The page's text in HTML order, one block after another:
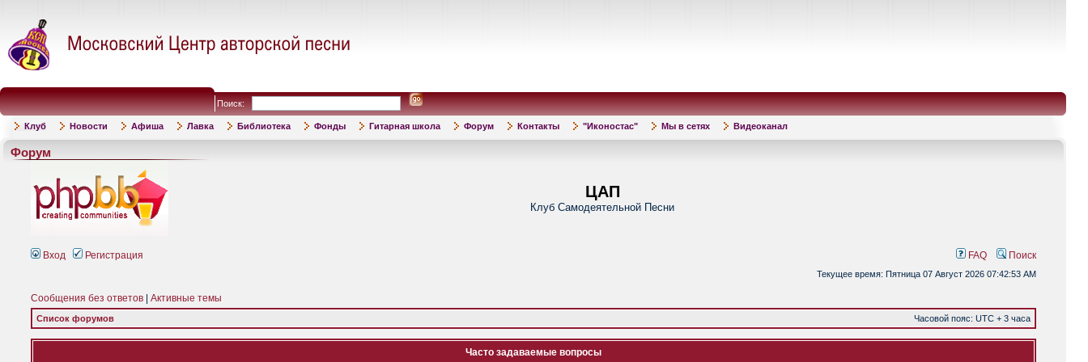
Поиск:
Клуб Новости Афиша Лавка Библиотека Фонды Гитарная школа Форум Контакты "Иконостас" Мы в сетях Видеоканал
Форум
ЦАП
Клуб Самодеятельной Песни
Вход Регистрация FAQ Поиск
Текущее время: Пятница 07 Август 2026 07:42:53 AM
Сообщения без ответов Активные темы
Список форумов Часовой пояс: UTC + 3 часа
Часто задаваемые вопросы